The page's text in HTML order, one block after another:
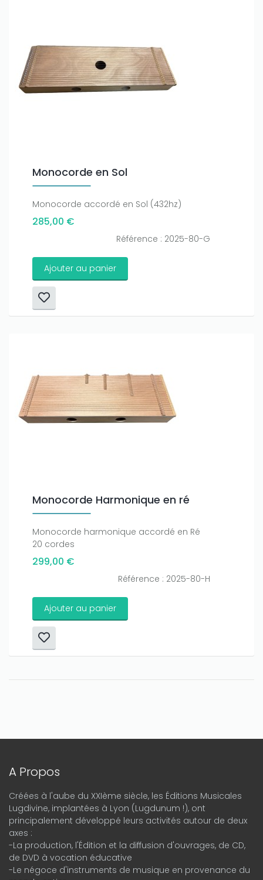
Monocorde en Sol
Monocorde accordé en Sol (432hz)
285,00 €
Référence : 2025-80-G
Ajouter au panier
Monocorde Harmonique en ré
Monocorde harmonique accordé en Ré
20 cordes
299,00 €
Référence : 2025-80-H
Ajouter au panier
A Propos
Créées à l'aube du XXIème siècle, les Éditions Musicales
Lugdivine, implantées à Lyon (Lugdunum !), ont
principalement développé leurs activités autour de deux
axes :
-La production, l'Édition et la diffusion d'ouvrages, de CD,
de DVD à vocation éducative
-Le négoce d'instruments de musique en provenance du
Only play at Joo casinoif you really want to win a huge
amount on your credits!